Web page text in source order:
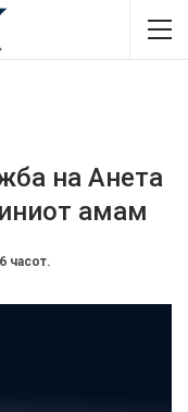
на Анета
амам
часот.